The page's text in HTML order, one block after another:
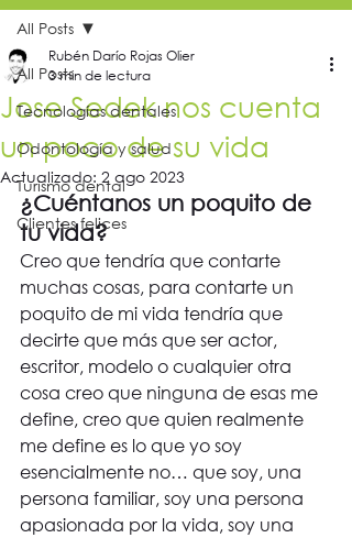
All Posts
Tecnologías dentales
Odontología y salud
Turismo dental
Clientes felices
All Posts
Jose Sedek nos cuenta
un poco de su vida
Rubén Darío Rojas Olier
3 min de lectura
Actualizado: 2 ago 2023
¿Cuéntanos un poquito de
tu vida?
Creo que tendría que contarte
muchas cosas, para contarte un
poquito de mi vida tendría que
decirte que más que ser actor,
escritor, modelo o cualquier otra
cosa creo que ninguna de esas me
define, creo que quien realmente
me define es lo que yo soy
esencialmente no… que soy, una
persona familiar, soy una persona
apasionada por la vida, soy una